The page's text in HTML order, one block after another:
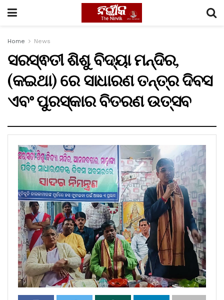
Home News
ସରସ୍ଵତୀ ଶିଶୁ ବିଦ୍ୟା ମନ୍ଦିର,
(କଇଥା) ରେ ସାଧାରଣ ତନ୍ତ୍ର ଦିବସ
ଏବଂ ପୁରସ୍କାର ବିତରଣ ଉତ୍ସବ